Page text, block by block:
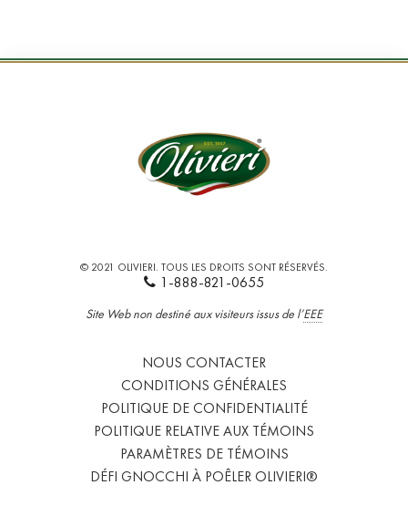
© 2021 OLIVIERI. TOUS LES DROITS SONT RÉSERVÉS.
1-888-821-0655
Site Web non destiné aux visiteurs issus de l’EEE
NOUS CONTACTER
CONDITIONS GÉNÉRALES
POLITIQUE DE CONFIDENTIALITÉ
POLITIQUE RELATIVE AUX TÉMOINS
PARAMÈTRES DE TÉMOINS
DÉFI GNOCCHI À POÊLER OLIVIERI®